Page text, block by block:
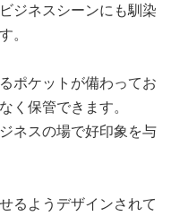
ジネスシーンにも馴染
。
ポケットが備わってお
く保管できます。
ネスの場で好印象を与
るようデザインされて